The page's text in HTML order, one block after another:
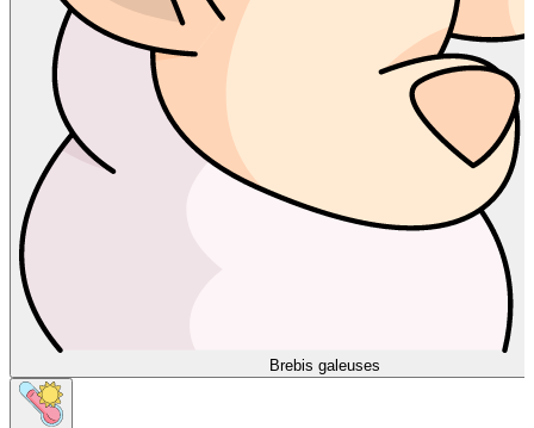
Brebis galeuses